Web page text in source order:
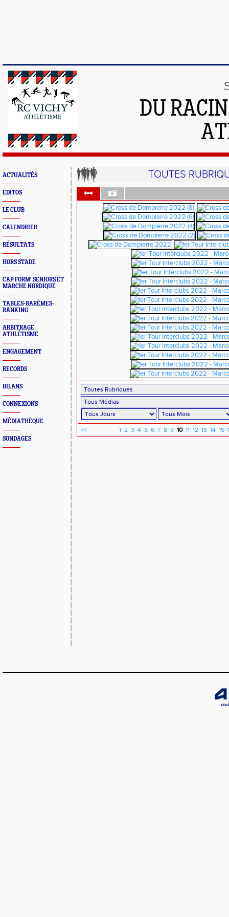
DU
ACTUALITÉS
EDITOS
LE CLUB
CALENDRIER
RÉSULTATS
HORS STADE
CAP FORM' SENIORS ET
MARCHE NORDIQUE
TABLES-BARÈMES-
RANKING
ARBITRAGE
ATHLÉTISME
ENGAGEMENT
RECORDS
BILANS
CONNEXIONS
MÉDIATHÈQUE
SONDAGES
TOUTES
<< 1 2 3 4 5 6 7 8 9 10 11 12 13 14 15